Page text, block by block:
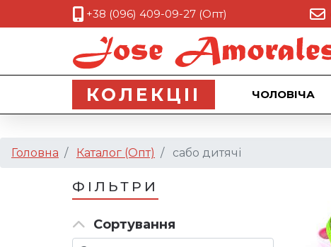
+38 (096) 409-09-27 (Опт)
КОЛЕКЦII ЧОЛОВІЧА
Головна Каталог (Опт) сабо дитячі
ФІЛЬТРИ
Сортування